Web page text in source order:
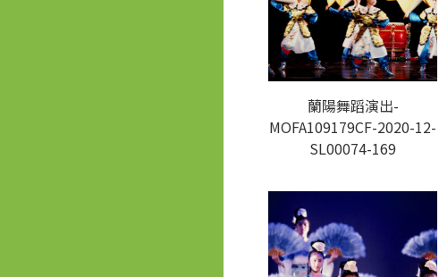
蘭陽舞蹈演出-
MOFA109179CF-2020-12-
SL00074-169